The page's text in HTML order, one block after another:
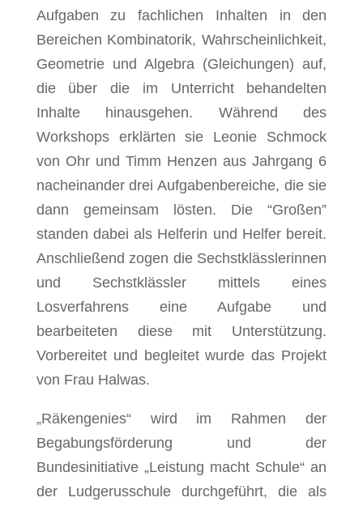
Aufgaben zu fachlichen Inhalten in den
Bereichen Kombinatorik, Wahrscheinlichkeit,
Geometrie und Algebra (Gleichungen) auf,
die über die im Unterricht behandelten
Inhalte hinausgehen. Während des
Workshops erklärten sie Leonie Schmock
von Ohr und Timm Henzen aus Jahrgang 6
nacheinander drei Aufgabenbereiche, die sie
dann gemeinsam lösten. Die “Großen”
standen dabei als Helferin und Helfer bereit.
Anschließend zogen die Sechstklässlerinnen
und Sechstklässler mittels eines
Losverfahrens eine Aufgabe und
bearbeiteten diese mit Unterstützung.
Vorbereitet und begleitet wurde das Projekt
von Frau Halwas.
„Räkengenies“ wird im Rahmen der
Begabungsförderung und der
Bundesinitiative „Leistung macht Schule“ an
der Ludgerusschule durchgeführt, die als